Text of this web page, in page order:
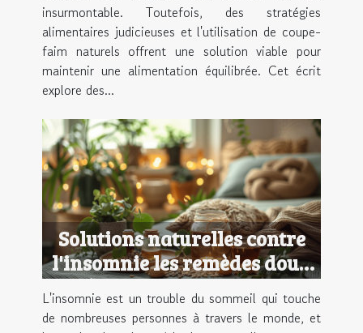
insurmontable. Toutefois, des stratégies
alimentaires judicieuses et l'utilisation de coupe-
faim naturels offrent une solution viable pour
maintenir une alimentation équilibrée. Cet écrit
explore des...
Solutions naturelles contre
l'insomnie les remèdes doux
à utiliser sans risque
L'insomnie est un trouble du sommeil qui touche
de nombreuses personnes à travers le monde, et